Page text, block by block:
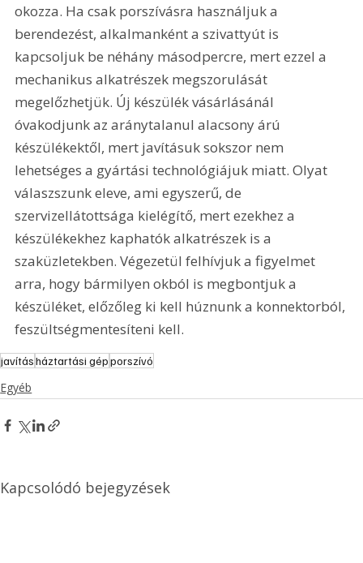
okozza. Ha csak porszívásra használjuk a
berendezést, alkalmanként a szivattyút is
kapcsoljuk be néhány másodpercre, mert ezzel a
mechanikus alkatrészek megszorulását
megelőzhetjük. Új készülék vásárlásánál
óvakodjunk az aránytalanul alacsony árú
készülékektől, mert javításuk sokszor nem
lehetséges a gyártási technológiájuk miatt. Olyat
válaszszunk eleve, ami egyszerű, de
szervizellátottsága kielégítő, mert ezekhez a
készülékekhez kaphatók alkatrészek is a
szaküzletekben. Végezetül felhívjuk a figyelmet
arra, hogy bármilyen okból is megbontjuk a
készüléket, előzőleg ki kell húznunk a konnektorból,
feszültségmentesíteni kell.
javításháztartási gépporszívó
Egyéb
Kapcsolódó bejegyzések